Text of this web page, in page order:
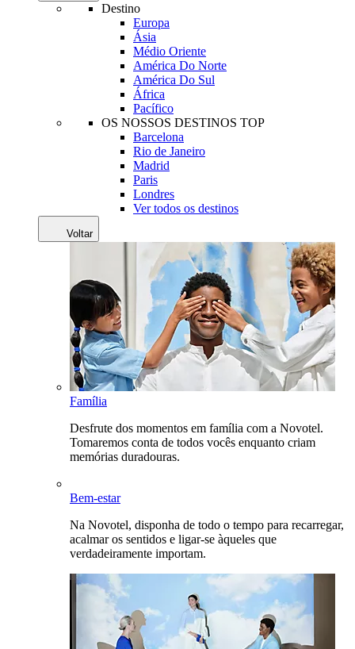
Destino
Europa
Ásia
Médio Oriente
América Do Norte
América Do Sul
África
Pacífico
OS NOSSOS DESTINOS TOP
Barcelona
Rio de Janeiro
Madrid
Paris
Londres
Ver todos os destinos
Voltar
Família
Desfrute dos momentos em família com a Novotel.
Tomaremos conta de todos vocês enquanto criam
memórias duradouras.
Bem-estar
Na Novotel, disponha de todo o tempo para recarregar,
acalmar os sentidos e ligar-se àqueles que
verdadeiramente importam.